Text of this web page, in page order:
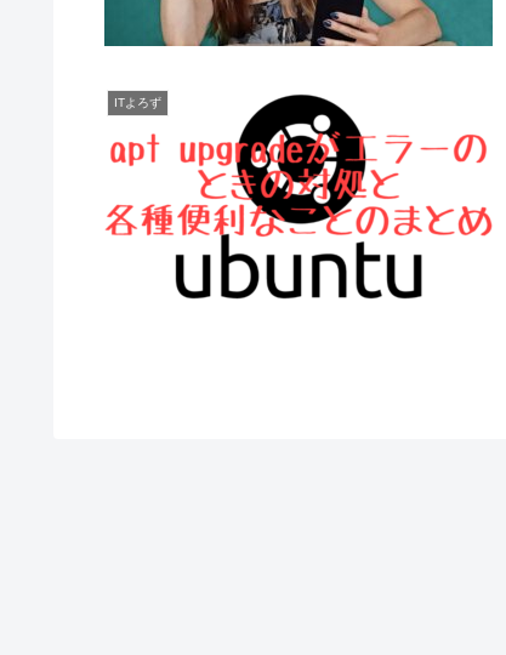
ITよろず